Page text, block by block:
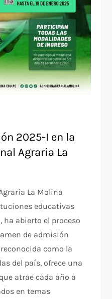
2025-I en la
Agraria La
La Molina
educativas
ha abierto el proceso
de admisión
como la
del país, ofrece una
atrae cada año a
en temas